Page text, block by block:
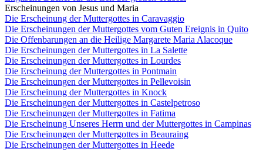
Erscheinungen von Jesus und Maria
Die Erscheinung der Muttergottes in Caravaggio
Die Erscheinungen der Muttergottes vom Guten Ereignis in Quito
Die Offenbarungen an die Heilige Margarete Maria Alacoque
Die Erscheinungen der Muttergottes in La Salette
Die Erscheinungen der Muttergottes in Lourdes
Die Erscheinung der Muttergottes in Pontmain
Die Erscheinungen der Muttergottes in Pellevoisin
Die Erscheinung der Muttergottes in Knock
Die Erscheinungen der Muttergottes in Castelpetroso
Die Erscheinungen der Muttergottes in Fatima
Die Erscheinung Unseres Herrn und der Muttergottes in Campinas
Die Erscheinungen der Muttergottes in Beauraing
Die Erscheinungen der Muttergottes in Heede